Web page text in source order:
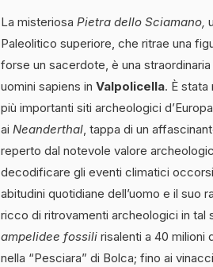
La misteriosa Pietra dello Sciamano,
Paleolitico superiore, che ritrae una
forse un sacerdote, è una
uomini sapiens in Valpolicella. È stata
più importanti siti archeologici
ai Neanderthal, tappa di un
reperto dal notevole valore
decodificare gli eventi climatici
abitudini quotidiane dell’uomo e il suo
ricco di ritrovamenti archeologici in tal
ampelidee fossili risalenti a 40 milioni
nella “Pesciara” di Bolca; fino ai